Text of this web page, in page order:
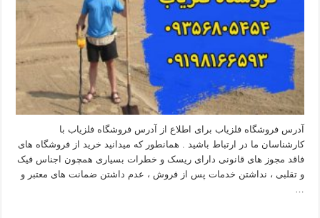
آدرس فروشگاه فلزیاب برای اطلاع از آدرس فروشگاه فلزیاب با
کارشناسان ما در ارتباط باشید . همانطور که میدانید خرید از فروشگاه های
فاقد مجوز های قانونی دارای ریسک و خطرات بسیاری همچون اجناس فیک
و تقلبی ، نداشتن خدمات پس از فروش ، عدم داشتن ضمانت های معتبر و